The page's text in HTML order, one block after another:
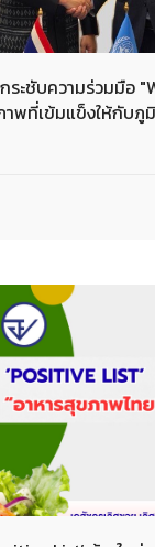
ระชับความร่วมมือ
าพที่เข้มแข็งให้กับภู